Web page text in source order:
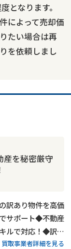
となります。
によって売却価
たい場合は再
を依頼しまし
産を秘密厳守
訳あり物件を高価
サポート◆不動産
ルで対応！◆訳あ
買取事業者詳細を見る